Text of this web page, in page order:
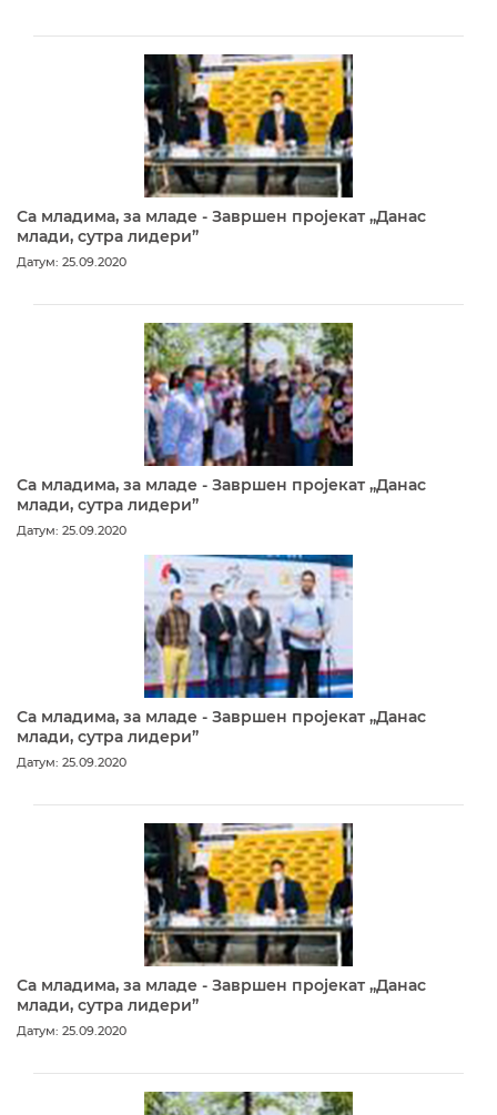
Са младима, за младе - Завршен пројекат „Данас
млади, сутра лидери”
Датум: 25.09.2020
Са младима, за младе - Завршен пројекат „Данас
млади, сутра лидери”
Датум: 25.09.2020
Са младима, за младе - Завршен пројекат „Данас
млади, сутра лидери”
Датум: 25.09.2020
Са младима, за младе - Завршен пројекат „Данас
млади, сутра лидери”
Датум: 25.09.2020